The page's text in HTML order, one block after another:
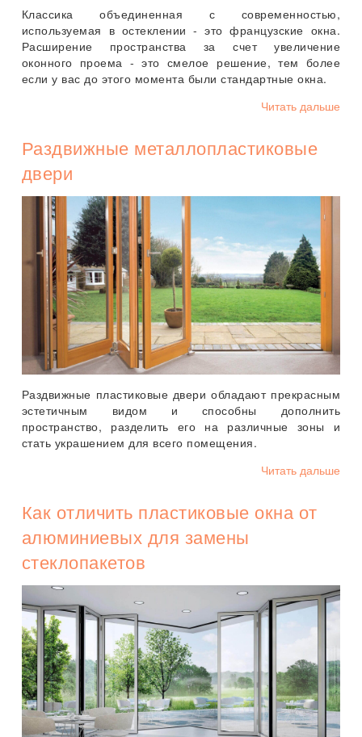
Классика объединенная с современностью,
используемая в остеклении - это французские окна.
Расширение пространства за счет увеличение
оконного проема - это смелое решение, тем более
если у вас до этого момента были стандартные окна.
Читать дальше
Раздвижные металлопластиковые
двери
Раздвижные пластиковые двери обладают прекрасным
эстетичным видом и способны дополнить
пространство, разделить его на различные зоны и
стать украшением для всего помещения.
Читать дальше
Как отличить пластиковые окна от
алюминиевых для замены
стеклопакетов